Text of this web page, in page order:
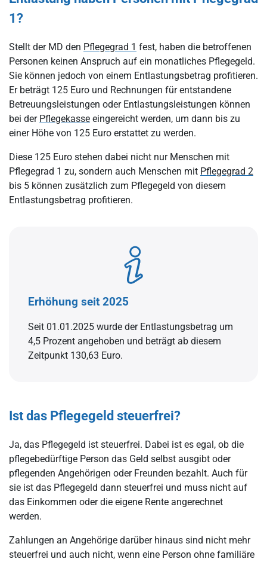
1?
Stellt der MD den Pflegegrad 1 fest, haben die betroffenen
Personen keinen Anspruch auf ein monatliches Pflegegeld.
Sie können jedoch von einem Entlastungsbetrag profitieren.
Er beträgt 125 Euro und Rechnungen für entstandene
Betreuungsleistungen oder Entlastungsleistungen können
bei der Pflegekasse eingereicht werden, um dann bis zu
einer Höhe von 125 Euro erstattet zu werden.
Diese 125 Euro stehen dabei nicht nur Menschen mit
Pflegegrad 1 zu, sondern auch Menschen mit Pflegegrad 2
bis 5 können zusätzlich zum Pflegegeld von diesem
Entlastungsbetrag profitieren.
Erhöhung seit 2025
Seit 01.01.2025 wurde der Entlastungsbetrag um
4,5 Prozent angehoben und beträgt ab diesem
Zeitpunkt 130,63 Euro.
Ist das Pflegegeld steuerfrei?
Ja, das Pflegegeld ist steuerfrei. Dabei ist es egal, ob die
pflegebedürftige Person das Geld selbst ausgibt oder
pflegenden Angehörigen oder Freunden bezahlt. Auch für
sie ist das Pflegegeld dann steuerfrei und muss nicht auf
das Einkommen oder die eigene Rente angerechnet
werden.
Zahlungen an Angehörige darüber hinaus sind nicht mehr
steuerfrei und auch nicht, wenn eine Person ohne familiäre